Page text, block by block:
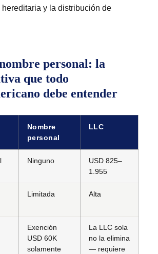
y la distribución de
personal: la
que todo
debe entender
Nombre
personal
LLC
Ninguno
USD 825–
1.955
Limitada Alta
Exención
USD 60K
solamente
La LLC sola
no la elimina
— requiere